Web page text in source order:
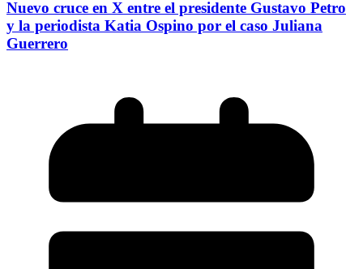
Nuevo cruce en X entre el presidente Gustavo Petro
y la periodista Katia Ospino por el caso Juliana
Guerrero